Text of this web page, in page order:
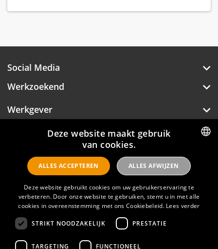
het wereldwijde AccorHotels. In Nederland
volop ontwikkel- en doorgroeimogelijkheden
van Novotel Amsterdam City. Zie je hier geen
geschikte vacature? Bekijk dan eens de vacatures
www.werkenbijaccorhotels.nu.
Social Media
Werkzoekend
Werkgever
Over Hotelprofessionals
Hotelprofessionals
FAQ
Privacyverklaring
Contact
DUTCH
ENGLISH
Deze website maakt gebruik
van cookies.
Deze website gebruikt cookies om uw gebruikerservaring te
verbeteren. Door onze website te gebruiken, stemt u in met alle
cookies in overeenstemming met ons Cookiebeleid. Lees verder
STRIKT NOODZAKELIJK PRESTATIE
TARGETING FUNCTIONEEL
ALLES ACCEPTEREN ALLES AFWIJZEN